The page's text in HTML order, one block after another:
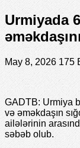
Urmiyada
May 8, 2026 175
GADTB: Urmiya
və əməkdaşın
ailələrinin
səbəb olub.